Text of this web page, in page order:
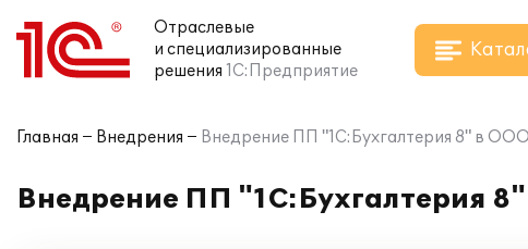
Отраслевые
и специализированные
решения 1С:Предприятие
Главная Внедрения Внедрение ПП "1С:Бухгалтерия 8" в
Внедрение ПП "1С:Бухгалтерия